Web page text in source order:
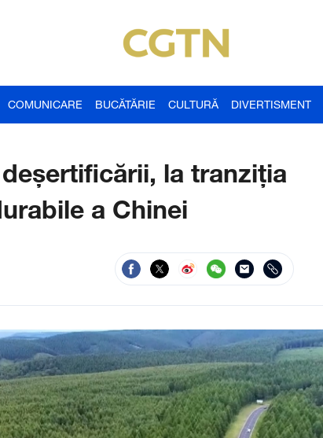
COMUNICARE BUCĂTĂRIE CULTURĂ DIVERTISMENT
la tranziția
a Chinei